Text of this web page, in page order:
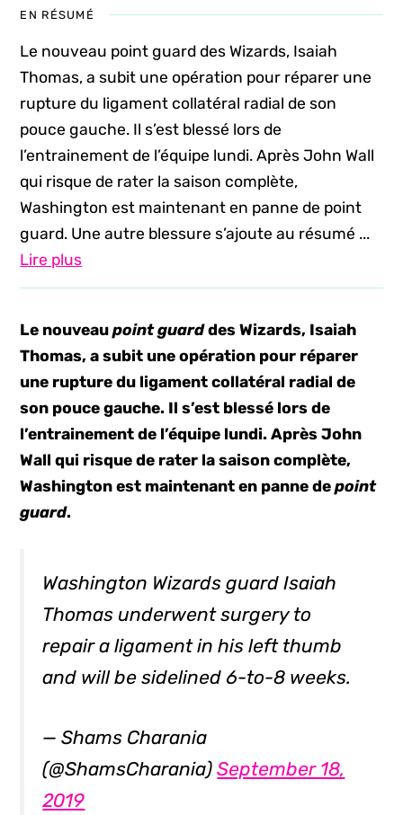
EN RÉSUMÉ
Le nouveau point guard des Wizards, Isaiah
Thomas, a subit une opération pour réparer une
rupture du ligament collatéral radial de son
pouce gauche. Il s’est blessé lors de
l’entrainement de l’équipe lundi. Après John Wall
qui risque de rater la saison complète,
Washington est maintenant en panne de point
guard. Une autre blessure s’ajoute au résumé ...
Lire plus
Le nouveaupoint guarddes Wizards, Isaiah
Thomas, a subit une opération pour réparer
une rupture du ligament collatéral radial de
son pouce gauche. Il s’est blessé lors de
l’entrainement de l’équipe lundi. Après John
Wall qui risque de rater la saison complète,
Washington est maintenant en panne depoint
guard.
Washington Wizards guard Isaiah
Thomas underwent surgery to
repair a ligament in his left thumb
and will be sidelined 6-to-8 weeks.
— Shams Charania
(@ShamsCharania)September 18,
2019